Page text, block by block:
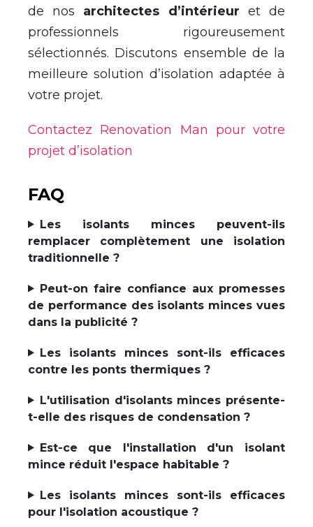
de nos architectes d’intérieur et de
professionnels rigoureusement
sélectionnés. Discutons ensemble de la
meilleure solution d’isolation adaptée à
votre projet.
Contactez Renovation Man pour votre
projet d’isolation
FAQ
Les isolants minces peuvent-ils
remplacer complètement une isolation
traditionnelle ?
Peut-on faire confiance aux promesses
de performance des isolants minces vues
dans la publicité ?
Les isolants minces sont-ils efficaces
contre les ponts thermiques ?
L'utilisation d'isolants minces présente-
t-elle des risques de condensation ?
Est-ce que l'installation d'un isolant
mince réduit l'espace habitable ?
Les isolants minces sont-ils efficaces
pour l'isolation acoustique ?